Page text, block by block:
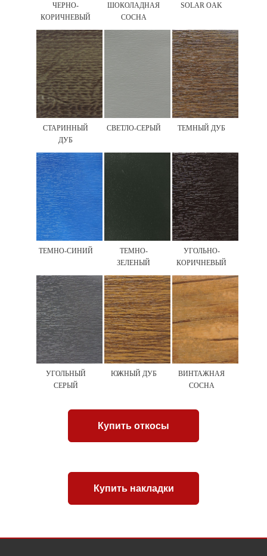
ЧЕРНО-
КОРИЧНЕВЫЙ
ШОКОЛАДНАЯ
СОСНА
SOLAR OAK
СТАРИННЫЙ
ДУБ
СВЕТЛО-СЕРЫЙ ТЕМНЫЙ ДУБ
ТЕМНО-СИНИЙ
ТЕМНО-
ЗЕЛЕНЫЙ
УГОЛЬНО-
КОРИЧНЕВЫЙ
УГОЛЬНЫЙ
СЕРЫЙ
ЮЖНЫЙ ДУБ
ВИНТАЖНАЯ
СОСНА
Купить откосы
Купить накладки